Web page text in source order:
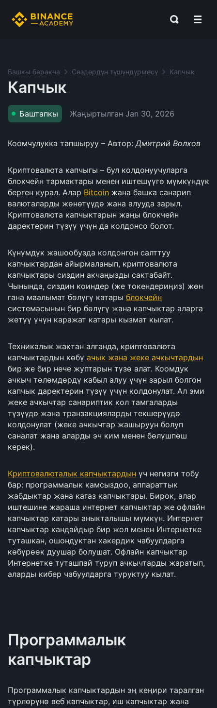
Башкы баракча Сөздөрдүн түшүндүрмөсү Капчык
Капчык
Баштапкы Жаңыртылган Jan 30, 2026
Коомчулукка тапшыруу – Автор:Дмитрий Волхов
Криптовалюта капчыгы – бул колдонуучуларга
блокчейн тармактары менен иштешүүгө мүмкүндүк
берген курал. Алар Bitcoin жана башка санарип
валюталарды жөнөтүүдө жана алууда зарыл.
Криптовалюта капчыктарын жаңы блокчейн
даректерин түзүү үчүн да колдонсо болот.
Күнүмдүк жашообузда колдонгон салттуу
капчыктардан айырмаланып, криптовалюта
капчыктары сиздин акчаңызды сактабайт.
Чынында, сиздин коиндер (же токендериңиз) жөн
гана маалымат бөлүгү катары блокчейн
системасынын бир бөлүгү жана капчыктар аларга
жетүү үчүн каражат катары кызмат кылат.
Техникалык жактан алганда, криптовалюта
капчыктардын көбү ачык жана жеке ачкычтардын
бир же бир нече жуптарын түзө алат. Коомдук
ачкыч төлөмдөрдү кабыл алуу үчүн зарыл болгон
капчык даректерин түзүү үчүн колдонулат. Ал эми
жеке ачкычтар санариптик кол тамгаларды
түзүүдө жана транзакцияларды текшерүүдө
колдонулат (жеке ачкычтар жашыруун болуп
саналат жана аларды эч ким менен бөлүшпөш
керек).
Криптовалюталык капчыктардын үч негизги тобу
бар: программалык камсыздоо, аппараттык
жабдыктар жана кагаз капчыктары. Бирок, алар
иштешине жараша интернет капчыктар же офлайн
капчыктар катары аныкталышы мүмкүн. Интернет
капчыктар кандайдыр бир жол менен Интернетке
туташкан, ошондуктан хакердик чабуулдарга
көбүрөөк дуушар болушат. Офлайн капчыктар
Интернетке туташпай туруп ачкычтарды жаратып,
аларды кибер чабуулдарга туруктуу кылат.
Программалык
капчыктар
Программалык капчыктардын эң кеңири таралган
түрлөрүнө веб капчыктар, иш капчыктар жана